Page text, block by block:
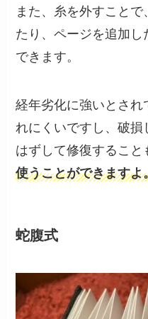
また、糸を外すことで
たり、ページを追加し
できます。
経年劣化に強いとさ
れにくいですし、破損
はずして修復すること
使うことができますよ
蛇腹式